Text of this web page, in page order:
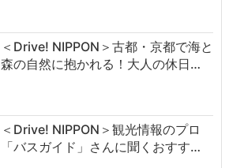
＜Drive! NIPPON＞古都・京都で海と
森の自然に抱かれる！大人の休日…
＜Drive! NIPPON＞観光情報のプロ
「バスガイド」さんに聞くおすす…